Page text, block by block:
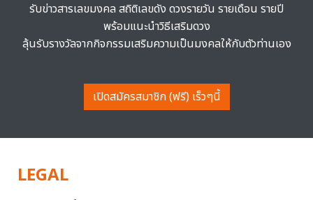
รับข่าวสารเลขมงคล สถิติเลขดัง ดวงรายวัน รายเดือน รายปี
พร้อมแนะนำวิธีเสริมดวง
ลุ้นรับรางวัลจากกิจกรรมเสริมความเป็นมงคลให้กับตัวท่านเอง
เปิดสมัครสมาชิก (ฟรี) เร็วๆนี้
LEGAL